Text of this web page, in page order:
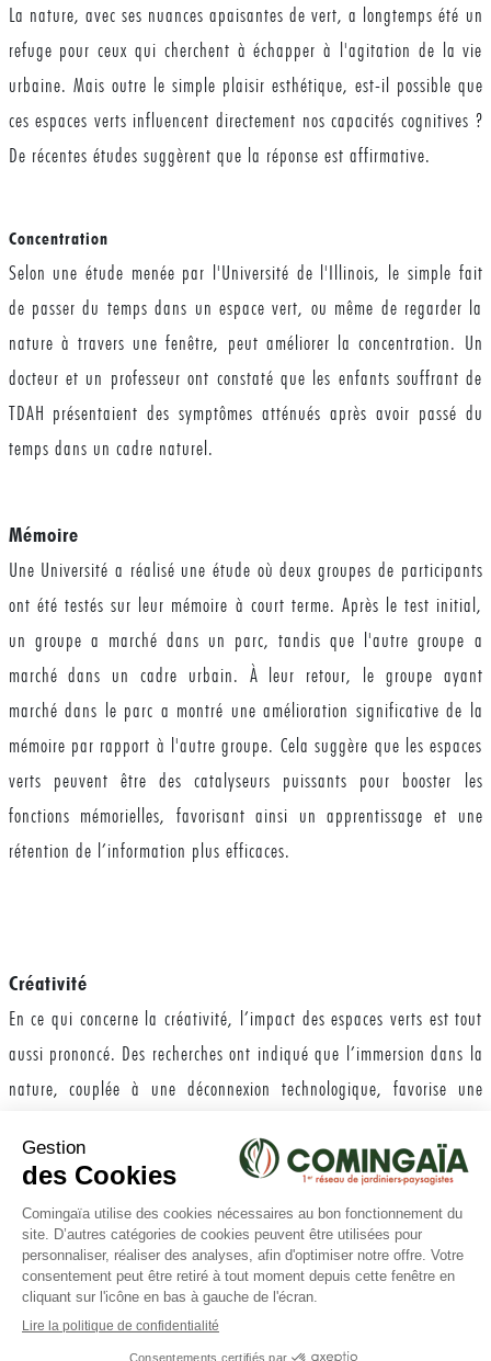
La nature, avec ses nuances apaisantes de vert, a longtemps été un
refuge pour ceux qui cherchent à échapper à l'agitation de la vie
urbaine. Mais outre le simple plaisir esthétique, est-il possible que
ces espaces verts influencent directement nos capacités cognitives ?
De récentes études suggèrent que la réponse est affirmative.
Concentration
Selon une étude menée par l'Université de l'Illinois, le simple fait
de passer du temps dans un espace vert, ou même de regarder la
nature à travers une fenêtre, peut améliorer la concentration. Un
docteur et un professeur ont constaté que les enfants souffrant de
TDAH présentaient des symptômes atténués après avoir passé du
temps dans un cadre naturel.
Mémoire
Une Université a réalisé une étude où deux groupes de participants
ont été testés sur leur mémoire à court terme. Après le test initial,
un groupe a marché dans un parc, tandis que l'autre groupe a
marché dans un cadre urbain. À leur retour, le groupe ayant
marché dans le parc a montré une amélioration significative de la
mémoire par rapport à l'autre groupe. Cela suggère que les espaces
verts peuvent être des catalyseurs puissants pour booster les
fonctions mémorielles, favorisant ainsi un apprentissage et une
rétention de l’information plus efficaces.
Créativité
En ce qui concerne la créativité, l’impact des espaces verts est tout
aussi prononcé. Des recherches ont indiqué que l’immersion dans la
nature, couplée à une déconnexion technologique, favorise une
problèmes. Un environnement verdoyant pourrait de ce fait favoriser
la créativité. Une recherche dans deux universités a révélé que les
participants déconnectés de la technologie et immergés dans la
nature pendant plusieurs jours ont montré une augmentation de
50% de la performance dans des tâches nécessitant de la créativité
et de la résolution de problèmes.
Besoin d'aide ? ×